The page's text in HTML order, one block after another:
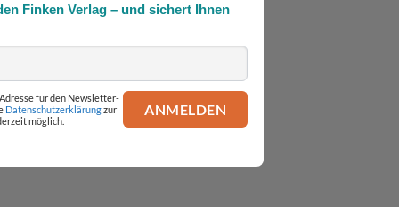
Finken Verlag – und sichert Ihnen
für den Newsletter-
Datenschutzerklärungzur
möglich.